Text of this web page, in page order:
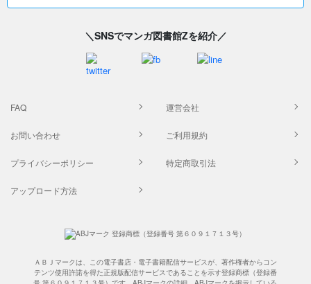
＼SNSでマンガ図書館Zを紹介／
FAQ 運営会社
お問い合わせ ご利用規約
プライバシーポリシー 特定商取引法
アップロード方法
ＡＢＪマークは、この電子書店・電子書籍配信サービスが、著作権者からコン
テンツ使用許諾を得た正規版配信サービスであることを示す登録商標（登録番